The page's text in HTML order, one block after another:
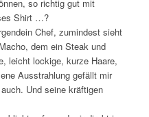
so richtig gut mit
Shirt …?
Chef, zumindest sieht
dem ein Steak und
leicht lockige, kurze Haare,
Ausstrahlung gefällt mir
Und seine kräftigen